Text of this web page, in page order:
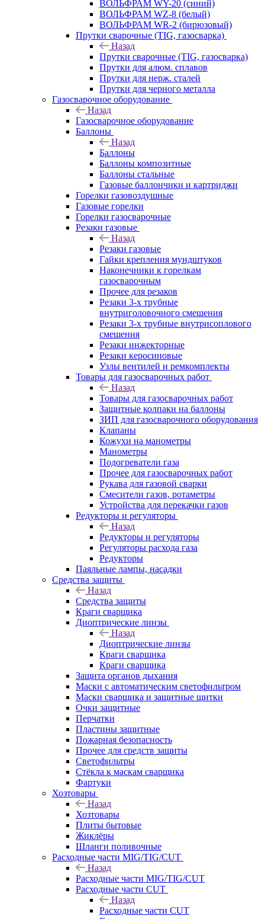
ВОЛЬФРАМ WY-20 (синий)
ВОЛЬФРАМ WZ-8 (белый)
ВОЛЬФРАМ WR-2 (бирюзовый)
Прутки сварочные (TIG, газосварка)
Назад
Прутки сварочные (TIG, газосварка)
Прутки для алюм. сплавов
Прутки для нерж. сталей
Прутки для черного металла
Газосварочное оборудование
Назад
Газосварочное оборудование
Баллоны
Назад
Баллоны
Баллоны композитные
Баллоны стальные
Газовые баллончики и картриджи
Горелки газовоздушные
Газовые горелки
Горелки газосварочные
Резаки газовые
Назад
Резаки газовые
Гайки крепления мундштуков
Наконечники к горелкам
газосварочным
Прочее для резаков
Резаки 3-х трубные
внутриголовочного смешения
Резаки 3-х трубные внутрисоплового
смешения
Резаки инжекторные
Резаки керосиновые
Узлы вентилей и ремкомплекты
Товары для газосварочных работ
Назад
Товары для газосварочных работ
Защитные колпаки на баллоны
ЗИП для газосварочного оборудования
Клапаны
Кожухи на манометры
Манометры
Подогреватели газа
Прочее для газосварочных работ
Рукава для газовой сварки
Смесители газов, ротаметры
Устройства для перекачки газов
Редукторы и регуляторы
Назад
Редукторы и регуляторы
Регуляторы расхода газа
Редукторы
Паяльные лампы, насадки
Средства защиты
Назад
Средства защиты
Краги сварщика
Диоптрические линзы
Назад
Диоптрические линзы
Краги сварщика
Краги сварщика
Защита органов дыхания
Маски с автоматическим светофильтром
Маски сварщика и защитные щитки
Очки защитные
Перчатки
Пластины защитные
Пожарная безопасность
Прочее для средств защиты
Светофильтры
Стёкла к маскам сварщика
Фартуки
Хозтовары
Назад
Хозтовары
Плиты бытовые
Жиклёры
Шланги поливочные
Расходные части MIG/TIG/CUT
Назад
Расходные части MIG/TIG/CUT
Расходные части CUT
Назад
Расходные части CUT